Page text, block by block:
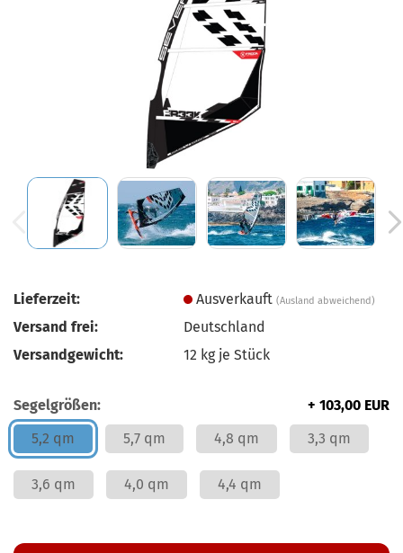
Lieferzeit: Ausverkauft(Ausland abweichend)
Versand frei:
Deutschland
Versandgewicht:
12 kg je Stück
Segelgrößen:
+ 103,00 EUR
5,2 qm
5,7 qm 4,8 qm 3,3 qm
3,6 qm 4,0 qm 4,4 qm